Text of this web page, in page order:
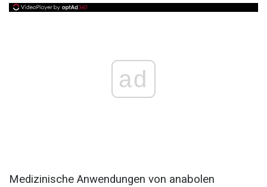
ad
Medizinische Anwendungen von anabolen